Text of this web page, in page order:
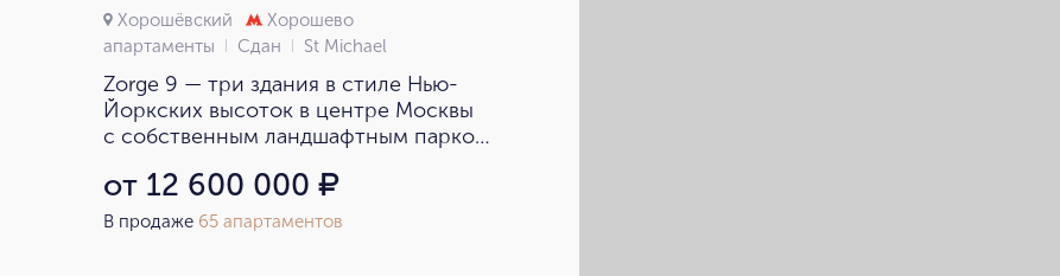
Хорошёвский
Хорошево
апартаменты
Сдан St Michael
Zorge 9 — три здания в стиле Нью-
Йоркских высоток в центре Москвы
с собственным ландшафтным парком
от 12 600 000 ₽
В продаже 65 апартаментов